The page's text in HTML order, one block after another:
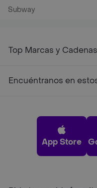
Subway
Top Marcas y
Encuéntranos en
App Store